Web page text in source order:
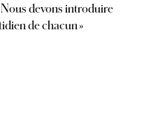
Nous devons introduire
de chacun »